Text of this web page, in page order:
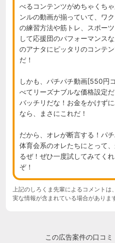
べるコンテンツがめちゃくち
ンルの動画が揃っていて、ワ
の練習方法や筋トレ、スポー
して応援団のパフォーマンス
のアナタにピッタリのコンテ
だ！
しかも、パチパチ動画[550円
べてリーズナブルな価格設定
バッチリだな！お金をかけず
なら、まさにこれだ！
だから、オレが断言する！パ
体育会系のオレたちにとって
るぜ！ぜひ一度試してみてく
ぞ！
上記のしろくま先輩によるコメント
実な情報が含まれている場合がありま
この広告案件の口コミ